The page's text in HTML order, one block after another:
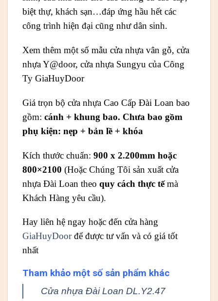
biệt thự, khách sạn…đáp ứng hầu hết các
công trình hiện đại cũng như dân sinh.
Xem thêm một số mẫu cửa nhựa vân gỗ, cửa
nhựa Y@door, cửa nhựa Sungyu của Công
Ty GiaHuyDoor
Giá trọn bộ cửa nhựa Cao Cấp Đài Loan bao
gồm: cánh + khung bao. Chưa bao gồm
phụ kiện: nẹp + bản lề + khóa
Kích thước chuẩn: 900 x 2.200mm hoặc
800×2100 (Hoặc Chúng Tôi sản xuất cửa
nhựa Đài Loan theo quy cách thực tếmà
Khách Hàng yêu cầu).
Hay liên hệ ngay hoặc đến cửa hàng
GiaHuyDoorđể được tư vấn và có giá tốt
nhất
Tham khảo một số sản phẩm khác
Cửa nhựa Đài Loan DL.Y2.47